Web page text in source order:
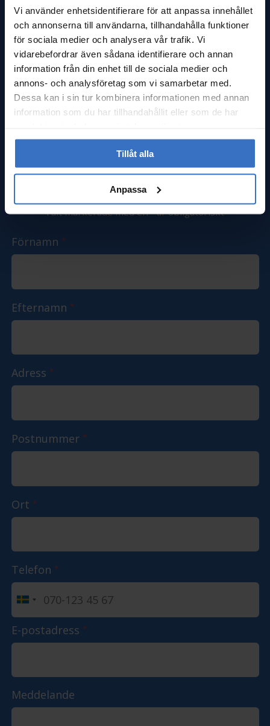
Vi använder enhetsidentifierare för att anpassa innehållet
och annonserna till användarna, tillhandahålla funktioner
för sociala medier och analysera vår trafik. Vi
vidarebefordrar även sådana identifierare och annan
information från din enhet till de sociala medier och
annons- och analysföretag som vi samarbetar med.
Dessa kan i sin tur kombinera informationen med annan
information som du har tillhandahållit eller som de har
Tillåt alla
Anpassa
BOKA EN KOSTNADSFRI
TAKBESIKTNING I BLEKINGE
Vill du veta hur ditt tak mår? Vi erbjuder en
kostnadsfri besiktning där du får en ärlig
rekommendation och en tydlig plan framåt.
Kontakta oss idag – så hjälper vi dig till ett tryggt
och hållbart tak.
Kontakta oss för kostnadsfri besiktning
Fält markerade med en är obligatoriskt
Förnamn *
Efternamn *
Adress *
Postnummer *
Ort *
Telefon *
E-postadress *
Meddelande